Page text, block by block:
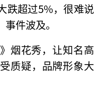
跌超过5%，很难说
件波及。
烟花秀，让知名高
质疑，品牌形象大